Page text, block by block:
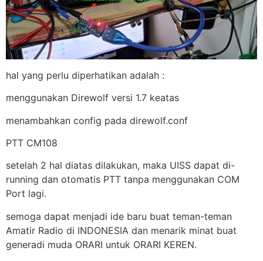
hal yang perlu diperhatikan adalah :
menggunakan Direwolf versi 1.7 keatas
menambahkan config pada direwolf.conf
PTT CM108
setelah 2 hal diatas dilakukan, maka UISS dapat di-
running dan otomatis PTT tanpa menggunakan COM
Port lagi.
semoga dapat menjadi ide baru buat teman-teman
Amatir Radio di INDONESIA dan menarik minat buat
generadi muda ORARI untuk ORARI KEREN.